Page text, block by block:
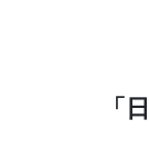
「